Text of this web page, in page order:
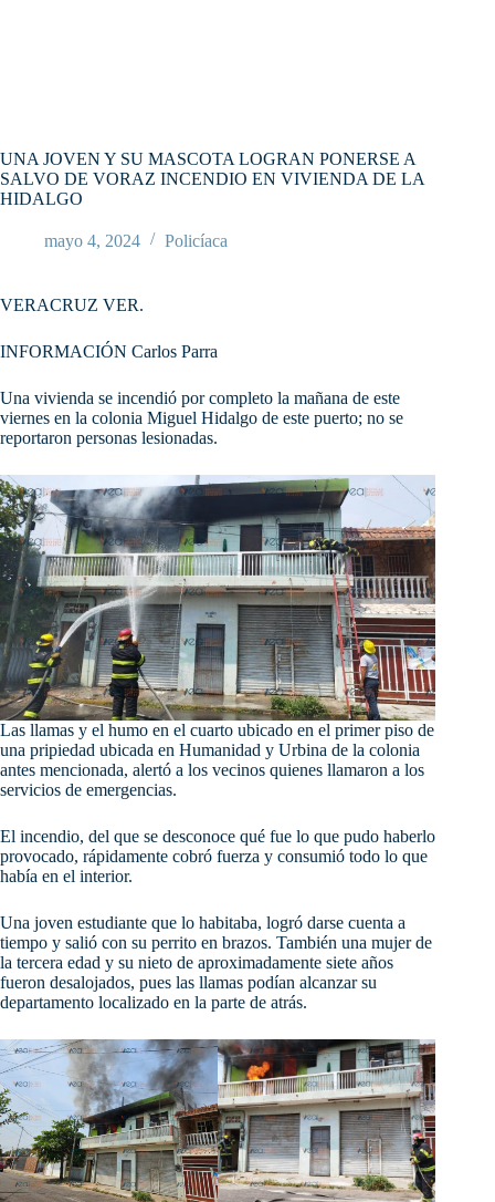
UNA JOVEN Y SU MASCOTA LOGRAN PONERSE A
SALVO DE VORAZ INCENDIO EN VIVIENDA DE LA
HIDALGO
mayo 4, 2024 Policíaca
VERACRUZ VER.
INFORMACIÓN Carlos Parra
Una vivienda se incendió por completo la mañana de este
viernes en la colonia Miguel Hidalgo de este puerto; no se
reportaron personas lesionadas.
Las llamas y el humo en el cuarto ubicado en el primer piso de
una pripiedad ubicada en Humanidad y Urbina de la colonia
antes mencionada, alertó a los vecinos quienes llamaron a los
servicios de emergencias.
El incendio, del que se desconoce qué fue lo que pudo haberlo
provocado, rápidamente cobró fuerza y consumió todo lo que
había en el interior.
Una joven estudiante que lo habitaba, logró darse cuenta a
tiempo y salió con su perrito en brazos. También una mujer de
la tercera edad y su nieto de aproximadamente siete años
fueron desalojados, pues las llamas podían alcanzar su
departamento localizado en la parte de atrás.